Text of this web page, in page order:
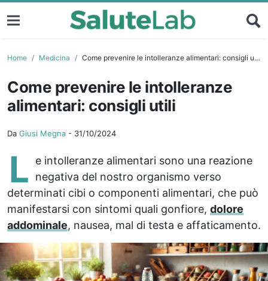
Home Medicina Come prevenire le intolleranze alimentari: consigli utili
Come prevenire le intolleranze
alimentari: consigli utili
Da Giusi Megna - 31/10/2024
L
e intolleranze alimentari sono una reazione
negativa del nostro organismo verso
determinati cibi o componenti alimentari, che può
manifestarsi con sintomi quali gonfiore, dolore
addominale, nausea, mal di testa e affaticamento.